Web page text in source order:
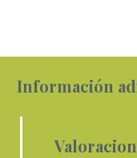
Información